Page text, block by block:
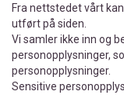
Fra nettstedet vårt
utført på siden.
Vi samler ikke inn og
personopplysninger,
personopplysninger.
Sensitive